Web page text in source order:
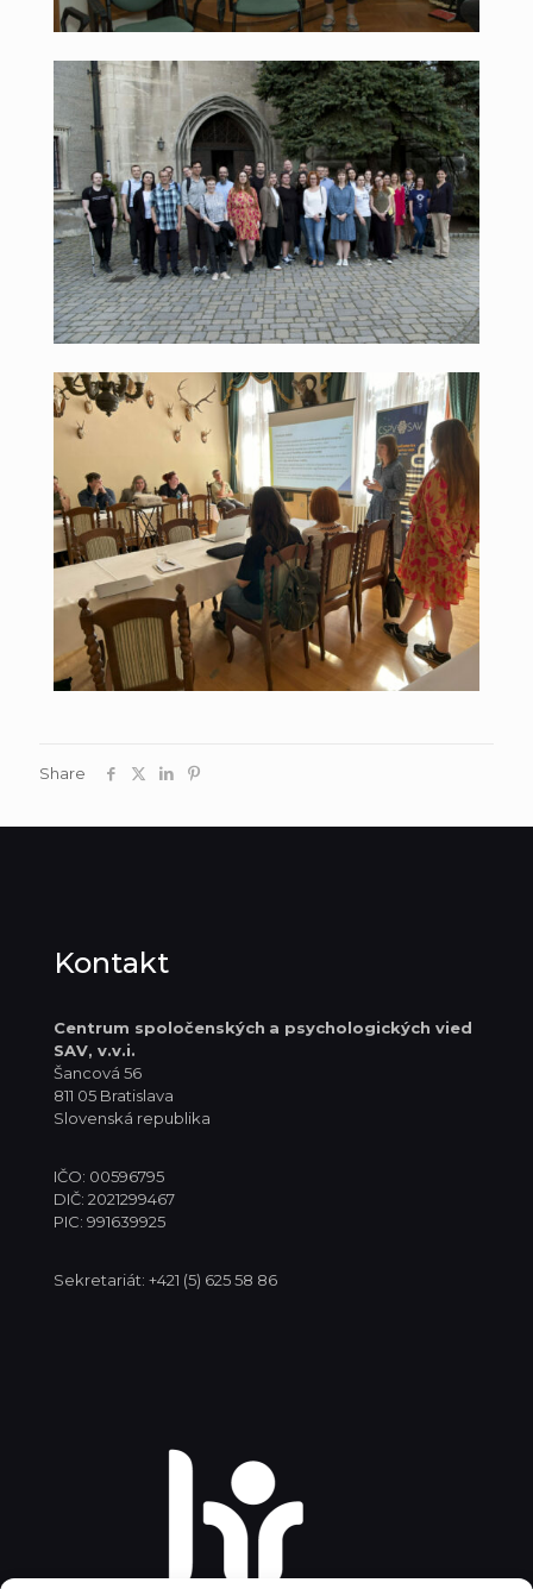
Share
Kontakt
Centrum spoločenských a psychologických vied
SAV, v.v.i.
Šancová 56
811 05 Bratislava
Slovenská republika
IČO: 00596795
DIČ: 2021299467
PIC: 991639925
Sekretariát: +421 (5) 625 58 86